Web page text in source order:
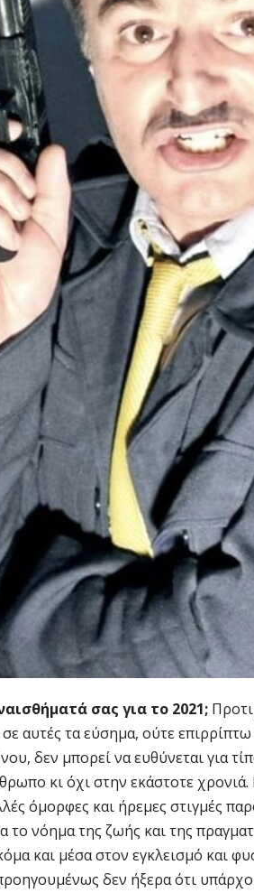
σας για το 2021;
αυτές τα εύσημα, ούτε
δεν μπορεί να ευθύνεται για
κι όχι στην εκάστοτε
όμορφες και ήρεμες στιγμές
το νόημα της ζωής και της
και μέσα στον εγκλεισμό και
δεν ήξερα ότι